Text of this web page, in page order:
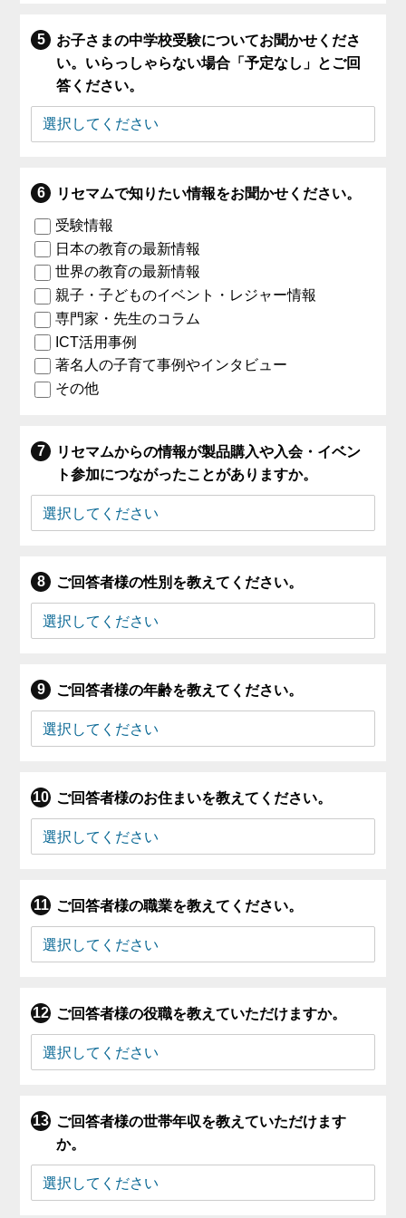
お子さまの中学校受験についてお聞かせくださ
い。いらっしゃらない場合「予定なし」とご回
答ください。
リセマムで知りたい情報をお聞かせください。
受験情報
日本の教育の最新情報
世界の教育の最新情報
親子・子どものイベント・レジャー情報
専門家・先生のコラム
ICT活用事例
著名人の子育て事例やインタビュー
その他
リセマムからの情報が製品購入や入会・イベン
ト参加につながったことがありますか。
ご回答者様の性別を教えてください。
ご回答者様の年齢を教えてください。
ご回答者様のお住まいを教えてください。
ご回答者様の職業を教えてください。
ご回答者様の役職を教えていただけますか。
ご回答者様の世帯年収を教えていただけます
か。